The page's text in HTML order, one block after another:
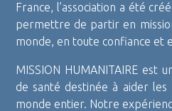
France, l’association a été
permettre de partir en
monde, en toute confiance et
MISSION HUMANITAIRE est
de santé destinée à aider les
monde entier. Notre